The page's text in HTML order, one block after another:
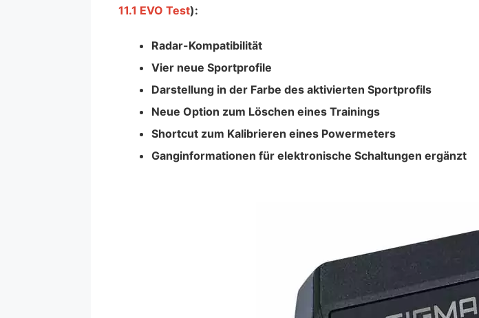
11.1 EVO Test):
Radar-Kompatibilität
Vier neue Sportprofile
Darstellung in der Farbe des aktivierten Sportprofils
Neue Option zum Löschen eines Trainings
Shortcut zum Kalibrieren eines Powermeters
Ganginformationen für elektronische Schaltungen ergänzt